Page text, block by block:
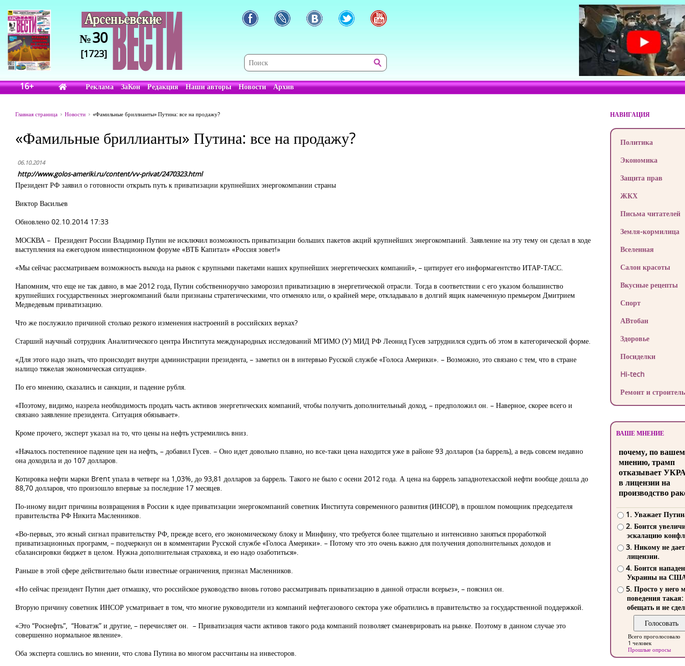
№30
[1723]
16+ Реклама ЗаКон Редакция Наши авторы Новости Архив
Главная страница Новости «Фамильные бриллианты» Путина: все на продажу?
«Фамильные бриллианты» Путина: все на продажу?
06.10.2014
http://www.golos-ameriki.ru/content/vv-privat/2470323.html
Президент РФ заявил о готовности открыть путь к приватизации крупнейших энергокомпании страны
Виктор Васильев
Обновлено 02.10.2014 17:33
МОСКВА – Президент России Владимир Путин не исключил возможность приватизации больших пакетов акций крупнейших энергокомпаний. Заявление на эту тему он сделал в ходе
выступления на ежегодном инвестиционном форуме «ВТБ Капитал» «Россия зовет!»
«Мы сейчас рассматриваем возможность выхода на рынок с крупными пакетами наших крупнейших энергетических компаний», – цитирует его информагентство ИТАР-ТАСС.
Напомним, что еще не так давно, в мае 2012 года, Путин собственноручно заморозил приватизацию в энергетической отрасли. Тогда в соответствии с его указом большинство
крупнейших государственных энергокомпаний были признаны стратегическими, что отменяло или, о крайней мере, откладывало в долгий ящик намеченную премьером Дмитрием
Медведевым приватизацию.
Что же послужило причиной столько резкого изменения настроений в российских верхах?
Старший научный сотрудник Аналитического центра Института международных исследований МГИМО (У) МИД РФ Леонид Гусев затруднился судить об этом в категорической форме.
«Для этого надо знать, что происходит внутри администрации президента, – заметил он в интервью Русской службе «Голоса Америки». – Возможно, это связано с тем, что в стране
налицо тяжелая экономическая ситуация».
По его мнению, сказались и санкции, и падение рубля.
«Поэтому, видимо, назрела необходимость продать часть активов энергетических компаний, чтобы получить дополнительный доход, – предположил он. – Наверное, скорее всего и
связано заявление президента. Ситуация обязывает».
Кроме прочего, эксперт указал на то, что цены на нефть устремились вниз.
«Началось постепенное падение цен на нефть, – добавил Гусев. – Оно идет довольно плавно, но все-таки цена находится уже в районе 93 долларов (за баррель), а ведь совсем недавно
она доходила и до 107 долларов.
Котировка нефти марки Brent упала в четверг на 1,03%, до 93,81 долларов за баррель. Такого не было с осени 2012 года. А цена на баррель западнотехасской нефти вообще дошла до
88,70 долларов, что произошло впервые за последние 17 месяцев.
По-иному видит причины возвращения в России к идее приватизации энергокомпаний советник Института современного развития (ИНСОР), в прошлом помощник председателя
правительства РФ Никита Масленников.
«Во-первых, это ясный сигнал правительству РФ, прежде всего, его экономическому блоку и Минфину, что требуется более тщательно и интенсивно заняться проработкой
приватизационных программ, – подчеркнул он в комментарии Русской службе «Голоса Америки». – Потому что это очень важно для получения дополнительных доходов и
сбалансировки бюджет в целом. Нужна дополнительная страховка, и ею надо озаботиться».
Раньше в этой сфере действительно были известные ограничения, признал Масленников.
«Но сейчас президент Путин дает отмашку, что российское руководство вновь готово рассматривать приватизацию в данной отрасли всерьез», – пояснил он.
Вторую причину советник ИНСОР усматривает в том, что многие руководители из компаний нефтегазового сектора уже обратились в правительство за государственной поддержкой.
«Это “Роснефть”, “Новатэк” и другие, – перечисляет он. – Приватизация части активов такого рода компаний позволяет сманеврировать на рынке. Поэтому в данном случае это
совершенно нормальное явление».
Оба эксперта сошлись во мнении, что слова Путина во многом рассчитаны на инвесторов.
НАВИГАЦИЯ
Политика
Экономика
Защита прав
ЖКХ
Письма читателей
Земля-кормилица
Вселенная
Салон красоты
Вкусные рецепты
Спорт
АВтобан
Здоровье
Посиделки
Hi-tech
Ремонт и
ВАШЕ МНЕНИЕ
почему, по
мнению, трамп
отказывает
в лицензии на
производство
1. Уважает
2. Боится
эскалацию
3. Никому не
лицензии.
4. Боится
Украины на
5. Просто у него
поведения такая:
обещать и не
Всего проголосовало
1 человек
Прошлые опросы